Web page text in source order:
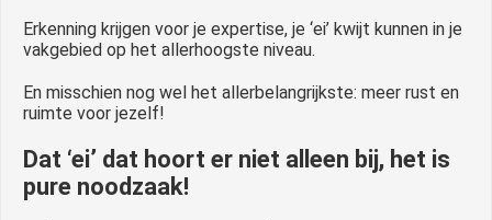
Erkenning krijgen voor je expertise, je ‘ei’ kwijt kunnen in je
vakgebied op het allerhoogste niveau.
En misschien nog wel het allerbelangrijkste: meer rust en
ruimte voor jezelf!
Dat ‘ei’ dat hoort er niet alleen bij, het is
pure noodzaak!